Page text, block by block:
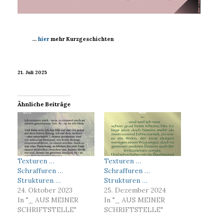
…hier mehr Kurzgeschichten
21. Juli 2025
Ähnliche Beiträge
Texturen …
Schraffuren …
Strukturen …
24. Oktober 2023
In "_ AUS MEINER
SCHRIFTSTELLE"
Texturen …
Schraffuren …
Strukturen …
25. Dezember 2024
In "_ AUS MEINER
SCHRIFTSTELLE"